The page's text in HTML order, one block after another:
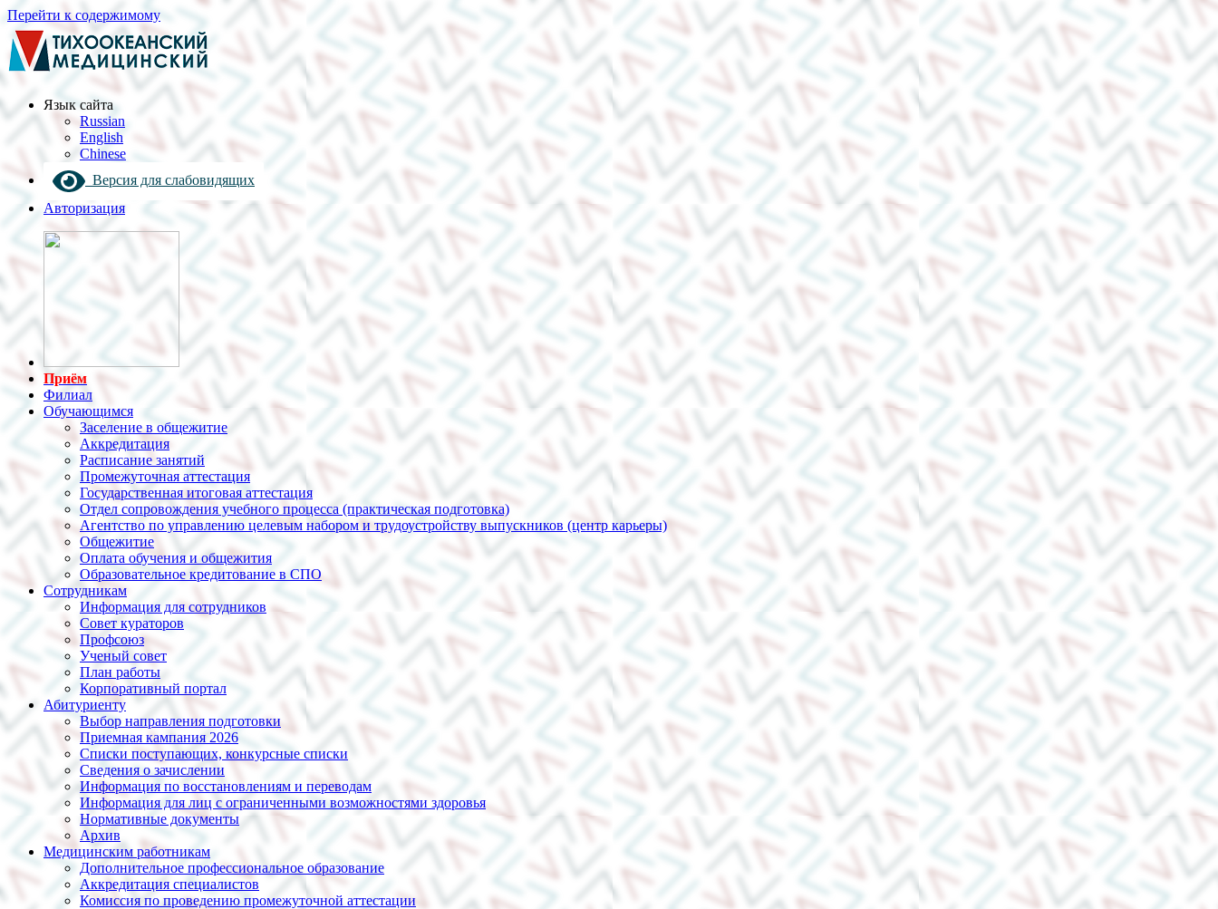
Перейти к содержимому
Язык cайта
Russian
English
Chinese
Версия для слабовидящих
Авторизация
Приём
Филиал
Обучающимся
Заселение в общежитие
Аккредитация
Расписание занятий
Промежуточная аттестация
Государственная итоговая аттестация
Отдел сопровождения учебного процесса (практическая подготовка)
Агентство по управлению целевым набором и трудоустройству выпускников (центр карьеры)
Общежитие
Оплата обучения и общежития
Образовательное кредитование в СПО
Сотрудникам
Информация для сотрудников
Совет кураторов
Профсоюз
Ученый совет
План работы
Корпоративный портал
Абитуриенту
Выбор направления подготовки
Приемная кампания 2026
Списки поступающих, конкурсные списки
Сведения о зачислении
Информация по восстановлениям и переводам
Информация для лиц с ограниченными возможностями здоровья
Нормативные документы
Архив
Медицинским работникам
Дополнительное профессиональное образование
Аккредитация специалистов
Комиссия по проведению промежуточной аттестации